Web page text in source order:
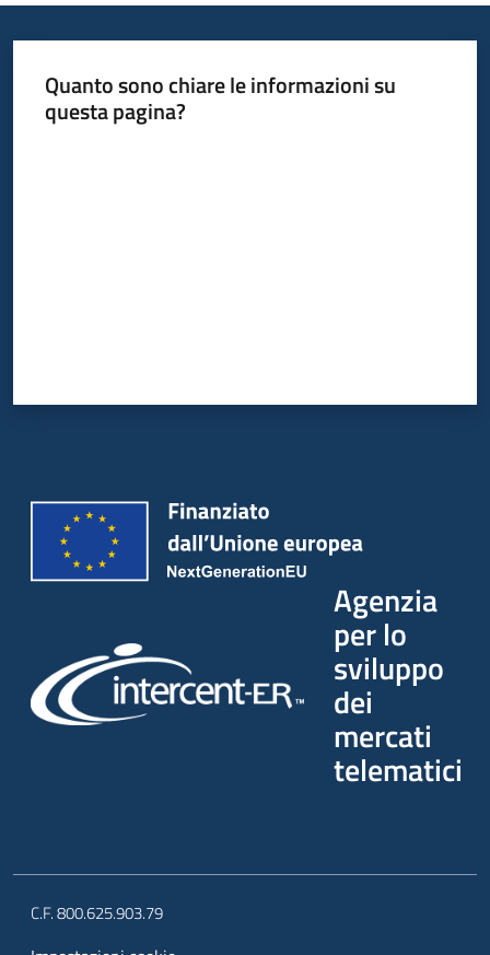
Quanto sono chiare le informazioni su
questa pagina?
Agenzia
per lo
sviluppo
dei
mercati
telematici
C.F. 800.625.903.79